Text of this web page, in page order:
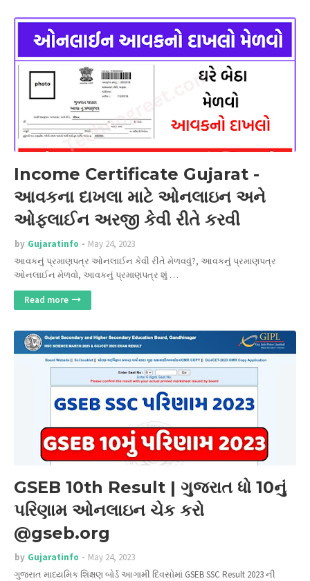
Income Certificate Gujarat -
આવકના દાખલા માટે ઓનલાઇન અને
ઓફલાઈન અરજી કેવી રીતે કરવી
by Gujaratinfo
May 24, 2023
આવકનું પ્રમાણપત્ર ઓનલાઈન કેવી રીતે મેળવવું?, આવકનું પ્રમાણપત્ર
ઓનલાઈન મેળવો, આવકનું પ્રમાણપત્ર શું …
Read more
GSEB 10th Result | ગુજરાત ધો 10નું
પરિણામ ઓનલાઇન ચેક કરો
@gseb.org
by Gujaratinfo
May 24, 2023
ગુજરાત માધ્યમિક શિક્ષણ બોર્ડ આગામી દિવસોમાં GSEB SSC Result 2023 ની